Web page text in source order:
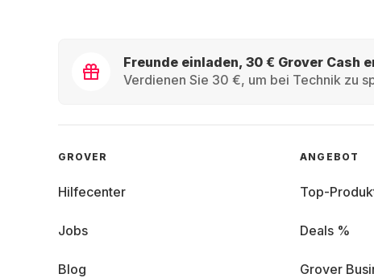
Freunde einladen, 30 € Grover Cash
Verdienen Sie 30 €, um bei Technik zu
GROVER
Hilfecenter
Jobs
Blog
ANGEBOT
Top-
Deals %
Grover